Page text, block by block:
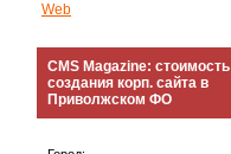
Web
CMS Magazine: стоимость
создания корп. сайта в
Приволжском ФО